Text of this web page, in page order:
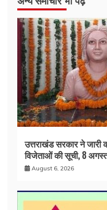
उत्तराखंड सरकार ने जारी
विजेताओं की सूची, 8 अगस्त
August 6, 2026